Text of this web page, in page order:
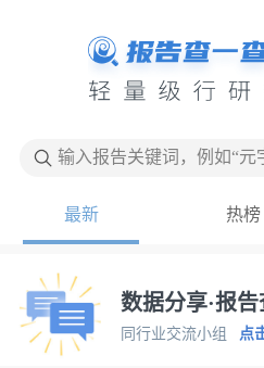
输入报告关键词，例如“元
最新 热榜
数据分享·报
同行业交流小组 点